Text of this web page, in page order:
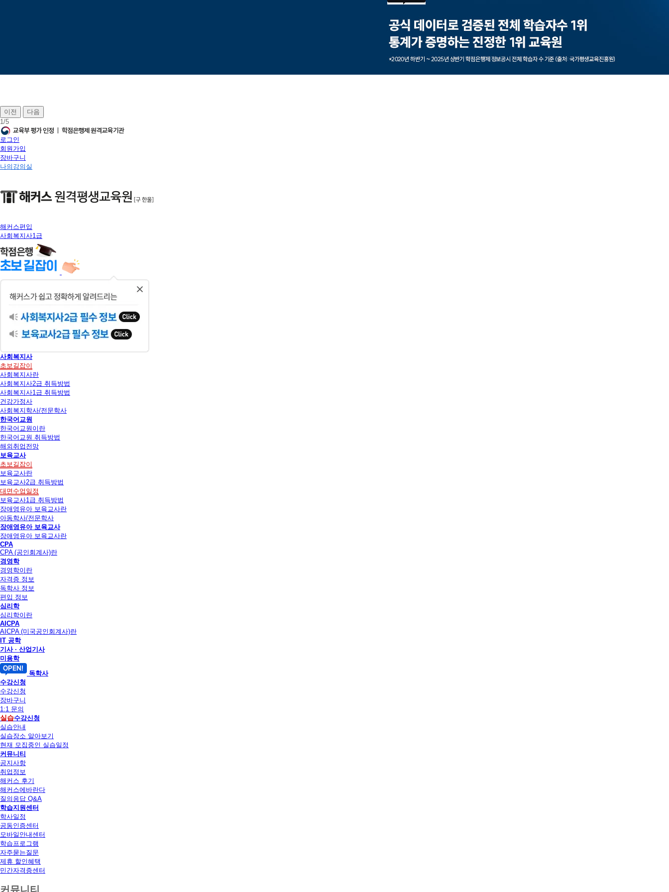
이전
다음
1/5
로그인
회원가입
장바구니
나의강의실
해커스편입
사회복지사1급
사회복지사
초보길잡이
사회복지사란
사회복지사2급 취득방법
사회복지사1급 취득방법
건강가정사
사회복지학사/전문학사
한국어교원
한국어교원이란
한국어교원 취득방법
해외취업전망
보육교사
초보길잡이
보육교사란
보육교사2급 취득방법
대면수업일정
보육교사1급 취득방법
장애영유아 보육교사란
아동학사/전문학사
장애영유아 보육교사
장애영유아 보육교사란
CPA
CPA (공인회계사)란
경영학
경영학이란
자격증 정보
독학사 정보
편입 정보
심리학
심리학이란
AICPA
AICPA (미국공인회계사)란
IT 공학
기사 · 산업기사
미용학
독학사
수강신청
수강신청
장바구니
1:1 문의
실습수강신청
실습안내
실습장소 알아보기
현재 모집중인 실습일정
커뮤니티
공지사항
취업정보
해커스 후기
해커스에바란다
질의응답 Q&A
학습지원센터
학사일정
공동인증센터
모바일안내센터
학습프로그램
자주묻는질문
제휴 할인혜택
민간자격증센터
커뮤니티